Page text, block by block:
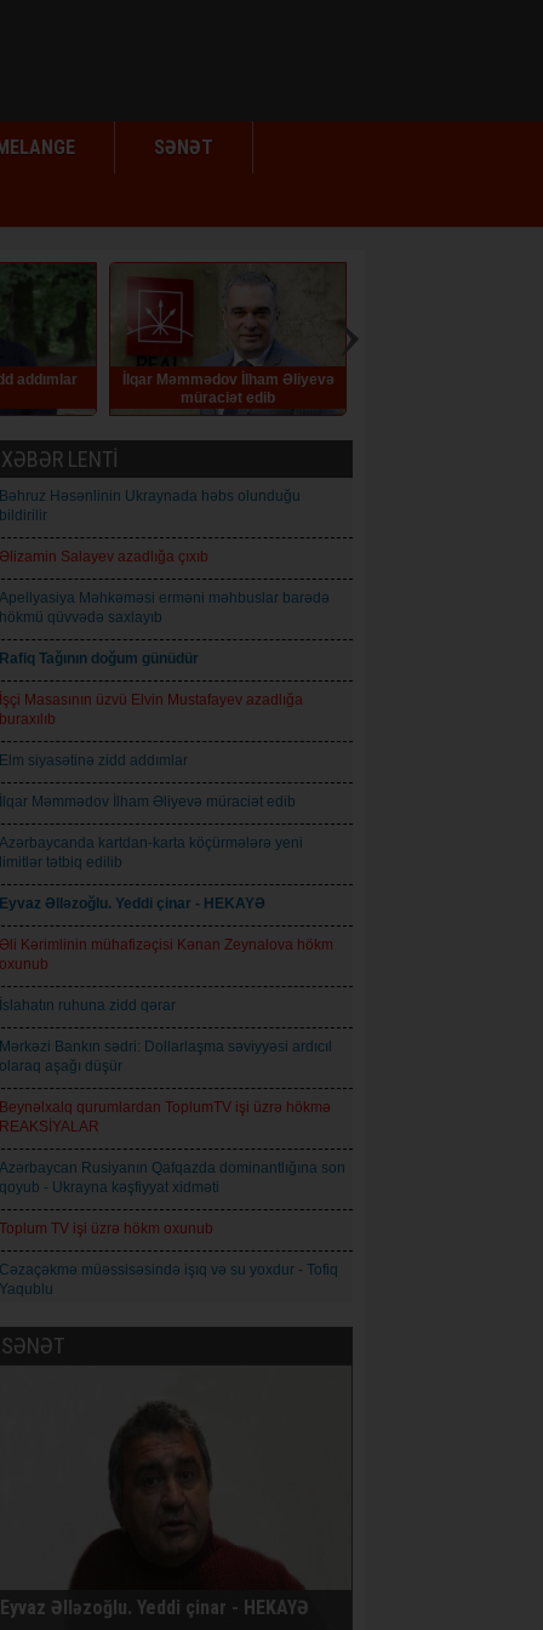
SƏNƏT
Əliyevə
Azərbaycanda kartdan-karta
köçürmələrə yeni limitlər tətbiq
edilib
XƏBƏR LENTİ
Bəhruz Həsənlinin Ukraynada həbs olunduğu
bildirilir
Əlizamin Salayev azadlığa çıxıb
Apellyasiya Məhkəməsi erməni məhbuslar barədə
hökmü qüvvədə saxlayıb
Rafiq Tağının doğum günüdür
İşçi Masasının üzvü Elvin Mustafayev azadlığa
buraxılıb
Elm siyasətinə zidd addımlar
İlqar Məmmədov İlham Əliyevə müraciət edib
Azərbaycanda kartdan-karta köçürmələrə yeni
limitlər tətbiq edilib
Eyvaz Əlləzoğlu. Yeddi çinar - HEKAYƏ
Əli Kərimlinin mühafizəçisi Kənan Zeynalova hökm
oxunub
İslahatın ruhuna zidd qərar
Mərkəzi Bankın sədri: Dollarlaşma səviyyəsi ardıcıl
olaraq aşağı düşür
Beynəlxalq qurumlardan ToplumTV işi üzrə hökmə
REAKSİYALAR
Azərbaycan Rusiyanın Qafqazda dominantlığına son
qoyub - Ukrayna kəşfiyyat xidməti
Toplum TV işi üzrə hökm oxunub
Cəzaçəkmə müəssisəsində işıq və su yoxdur - Tofiq
Yaqublu
Şəmşad Ağa: İnformasiya axını idarəolunan
mərhələdən idarəolunmaz mərhələyə keçir
Qoderzi Çoxeli. İntizar - Hekayə
Avropa İttifaqı Rusiyaya qarşı 21-ci sanksiya paketini
Prokuror Anar Məmmədliyə 14, Anar Abdullaya isə
13 il həbs cəzası istəyib
AXCP daha bir üzvünün saxlandığını bildirir
SƏNƏT
Eyvaz Əlləzoğlu. Yeddi çinar - HEKAYƏ